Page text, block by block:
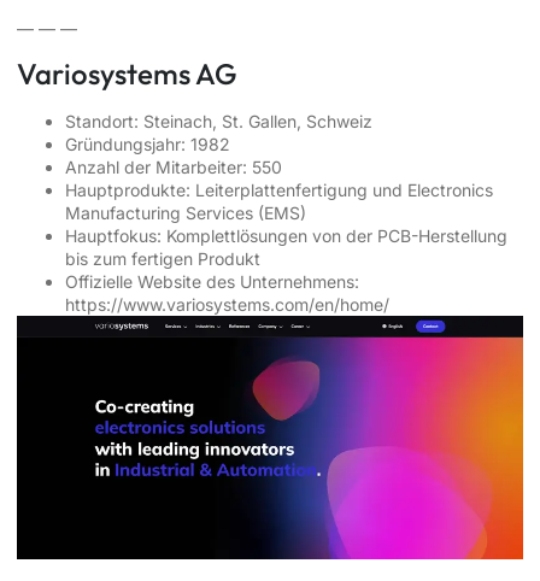
— — —
Variosystems AG
Standort: Steinach, St. Gallen, Schweiz
Gründungsjahr: 1982
Anzahl der Mitarbeiter: 550
Hauptprodukte: Leiterplattenfertigung und Electronics
Manufacturing Services (EMS)
Hauptfokus: Komplettlösungen von der PCB-Herstellung
bis zum fertigen Produkt
Offizielle Website des Unternehmens:
https://www.variosystems.com/en/home/